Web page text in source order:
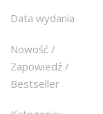
Data wydania
Nowość /
Zapowiedź /
Bestseller